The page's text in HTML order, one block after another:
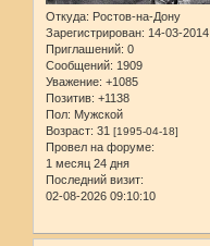
Откуда: Ростов-на-Дону
Зарегистрирован: 14-03-2014
Приглашений: 0
Сообщений: 1909
Уважение: +1085
Позитив: +1138
Пол: Мужской
Возраст: 31 [1995-04-18]
Провел на форуме:
1 месяц 24 дня
Последний визит:
02-08-2026 09:10:10